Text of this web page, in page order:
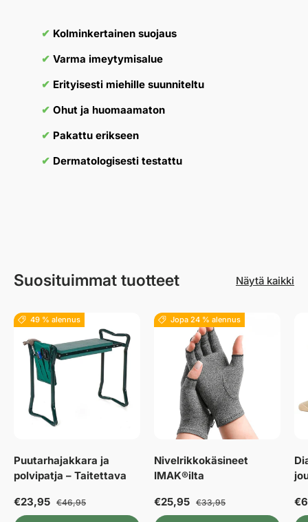
✔︎ Kolminkertainen suojaus
✔︎ Varma imeytymisalue
✔︎ Erityisesti miehille suunniteltu
✔︎ Ohut ja huomaamaton
✔︎ Pakattu erikseen
✔︎ Dermatologisesti testattu
Suosituimmat tuotteet Näytä kaikki
49 % alennus
Puutarhajakkara ja
polvipatja – Taitettava
€23,95 €46,95
Jopa 24 % alennus
Nivelrikkokäsineet
IMAK®ilta
€25,95 €33,95